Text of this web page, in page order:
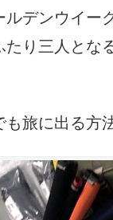
デンウイー
り三人とな
旅に出る方